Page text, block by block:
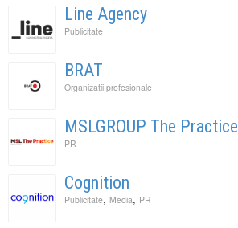
Line Agency
Publicitate
BRAT
Organizatii profesionale
MSLGROUP The Practice
PR
Cognition
Publicitate, Media, PR